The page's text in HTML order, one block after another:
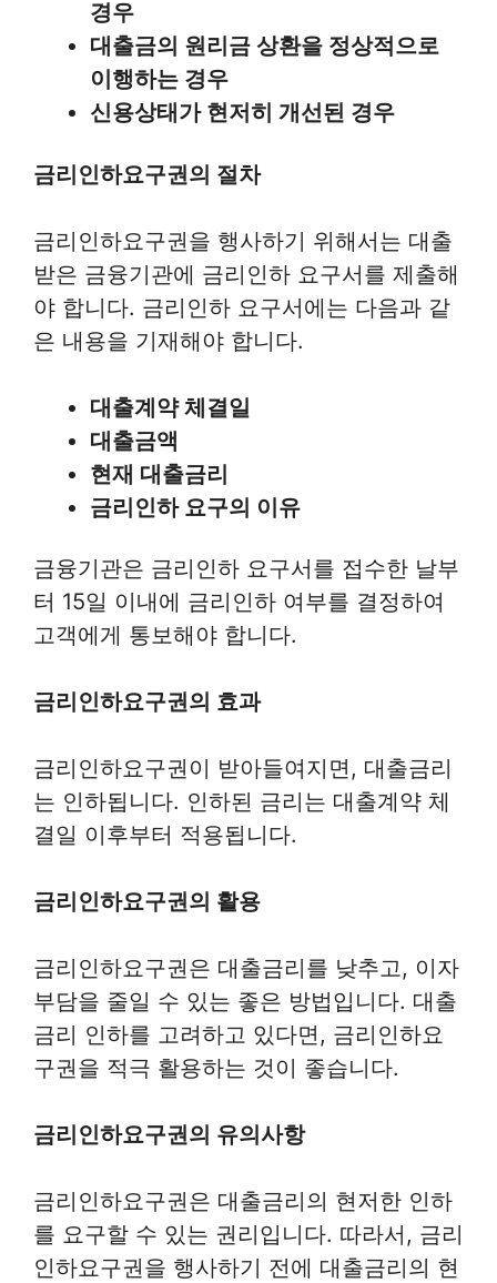
경우
대출금의 원리금 상환을 정상적으로
이행하는 경우
신용상태가 현저히 개선된 경우
금리인하요구권의 절차
금리인하요구권을 행사하기 위해서는 대출
받은 금융기관에 금리인하 요구서를 제출해
야 합니다. 금리인하 요구서에는 다음과 같
은 내용을 기재해야 합니다.
대출계약 체결일
대출금액
현재 대출금리
금리인하 요구의 이유
금융기관은 금리인하 요구서를 접수한 날부
터 15일 이내에 금리인하 여부를 결정하여
고객에게 통보해야 합니다.
금리인하요구권의 효과
금리인하요구권이 받아들여지면, 대출금리
는 인하됩니다. 인하된 금리는 대출계약 체
결일 이후부터 적용됩니다.
금리인하요구권의 활용
금리인하요구권은 대출금리를 낮추고, 이자
부담을 줄일 수 있는 좋은 방법입니다. 대출
금리 인하를 고려하고 있다면, 금리인하요
구권을 적극 활용하는 것이 좋습니다.
금리인하요구권의 유의사항
금리인하요구권은 대출금리의 현저한 인하
를 요구할 수 있는 권리입니다. 따라서, 금리
인하요구권을 행사하기 전에 대출금리의 현